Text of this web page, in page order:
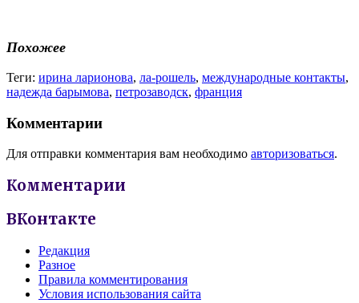
Похожее
Теги: ирина ларионова, ла-рошель, международные контакты,
надежда барымова, петрозаводск, франция
Комментарии
Для отправки комментария вам необходимо авторизоваться.
Комментарии
ВКонтакте
Редакция
Разное
Правила комментирования
Условия использования сайта